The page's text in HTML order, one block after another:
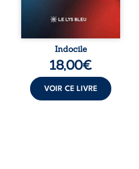
vivent trop fort,
trop vrai, trop tôt.
traversée. Une
langue nue. Une
insurrection
calme. Une
déclaration
d’existence pour ...
Indocile
18,00€
VOIR CE LIVRE